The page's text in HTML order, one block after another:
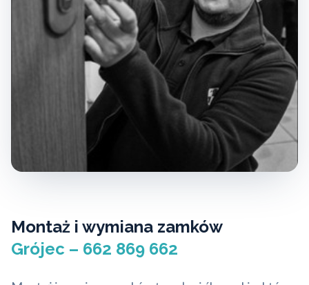
Montaż i wymiana zamków
Grójec – 662 869 662